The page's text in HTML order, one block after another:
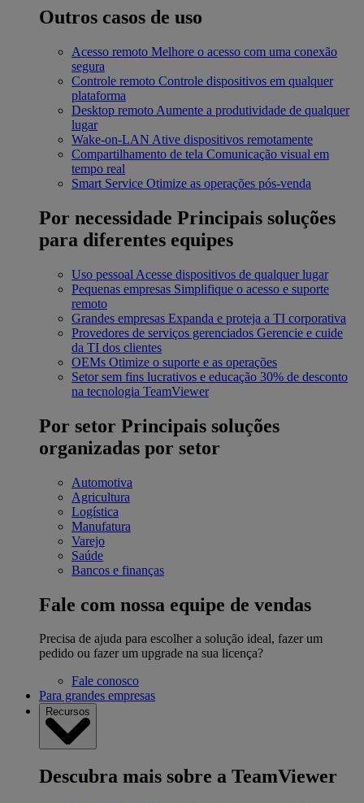
Outros casos de uso
Acesso remoto Melhore o acesso com uma conexão
segura
Controle remoto Controle dispositivos em qualquer
plataforma
Desktop remoto Aumente a produtividade de qualquer
lugar
Wake-on-LAN Ative dispositivos remotamente
Compartilhamento de tela Comunicação visual em
tempo real
Smart Service Otimize as operações pós-venda
Por necessidade Principais soluções
para diferentes equipes
Uso pessoal Acesse dispositivos de qualquer lugar
Pequenas empresas Simplifique o acesso e suporte
remoto
Grandes empresas Expanda e proteja a TI corporativa
Provedores de serviços gerenciados Gerencie e cuide
da TI dos clientes
OEMs Otimize o suporte e as operações
Setor sem fins lucrativos e educação 30% de desconto
na tecnologia TeamViewer
Por setor Principais soluções
organizadas por setor
Automotiva
Agricultura
Logística
Manufatura
Varejo
Saúde
Bancos e finanças
Fale com nossa equipe de vendas
Precisa de ajuda para escolher a solução ideal, fazer um
pedido ou fazer um upgrade na sua licença?
Fale conosco
Para grandes empresas
Recursos
Descubra mais sobre a TeamViewer